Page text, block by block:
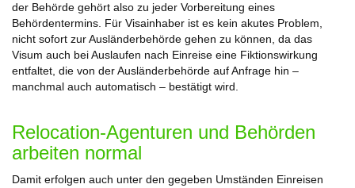
der Behörde gehört also zu jeder Vorbereitung eines
Behördentermins. Für Visainhaber ist es kein akutes Problem,
nicht sofort zur Ausländerbehörde gehen zu können, da das
Visum auch bei Auslaufen nach Einreise eine Fiktionswirkung
entfaltet, die von der Ausländerbehörde auf Anfrage hin –
manchmal auch automatisch – bestätigt wird.
Relocation-Agenturen und Behörden
arbeiten normal
Damit erfolgen auch unter den gegeben Umständen Einreisen